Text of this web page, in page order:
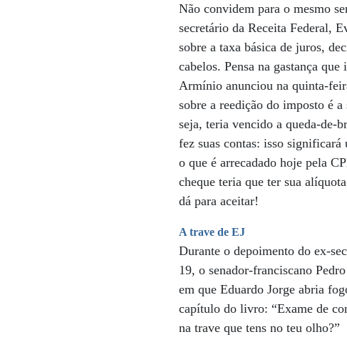
Não convidem para o mesmo
secretário da Receita Federal,
sobre a taxa básica de juros,
cabelos. Pensa na gastança
Armínio anunciou na quinta-
sobre a reedição do imposto é
seja, teria vencido a queda-de-
fez suas contas: isso
o que é arrecadado hoje pela
cheque teria que ter sua
dá para aceitar!
A trave de EJ
Durante o depoimento do ex-
19, o senador-franciscano
em que Eduardo Jorge abria
capítulo do livro: “Exame de
na trave que tens no teu olho?”